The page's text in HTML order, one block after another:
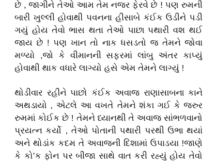
છે , જાગીને તેઓ આમ તેમ નજર ફેરવે છે ! પણ રુમની
બારી ખુલ્લી હોવાથી પવનના હીસાબે કંઈક ઉડીને પડી
ગયું હોય તેવો ભાસ થતા તેઓ પાછા પથારી વશ થઈ
જાય છે ! પણ ખાન તો નાક ધસડતો જ તેમને જોવા
મળ્યો ,જો કે વીમાનની સફરમાં લાંબુ અંતર કાપ્યું
હોવાથી થાક વધારે લાગ્યો હસે એમ તેમને લાગ્યું !
થોડીવાર રહીને પાછો કંઈક અવાજ રાણાસાબના કાને
અથડાયો , એટલે આ વખતે તેમને શંકા ગઈ કે જરુર
રુમમાં કોઈક છે ! તેમને ધ્યાનથી તે અવાજ સાંભળવાનો
પ્રયત્ન કર્યો , તેઓ પોતાની પથારી પરથી ઉભા થયાં
અને થોડાંક કદમ તે અવાજની દિશામાં ઉપાડયા !જાણે
કે કો’ક ફોન પર બીજા સાથે વાત કરી રહ્યું હોય તેવો